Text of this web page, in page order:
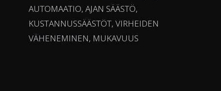
AUTOMAATIO, AJAN SÄÄSTÖ,
KUSTANNUSSÄÄSTÖT, VIRHEIDEN
VÄHENEMINEN, MUKAVUUS